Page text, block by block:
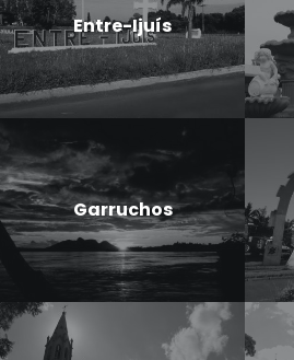
Entre-Ijuís
Garruchos